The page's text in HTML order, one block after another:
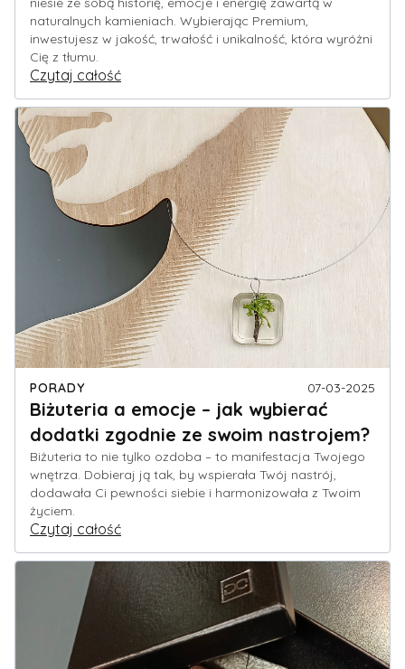
naturalnych kamieniach. Wybierając Premium,
inwestujesz w jakość, trwałość i unikalność, która wyróżni
Cię z tłumu.
Czytaj całość
PORADY 07-03-2025
Biżuteria a emocje – jak wybierać
dodatki zgodnie ze swoim nastrojem?
Biżuteria to nie tylko ozdoba – to manifestacja Twojego
wnętrza. Dobieraj ją tak, by wspierała Twój nastrój,
dodawała Ci pewności siebie i harmonizowała z Twoim
życiem.
Czytaj całość